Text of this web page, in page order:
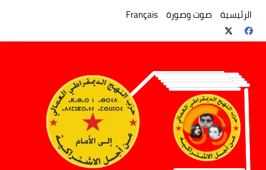
المحتوى
الرئيسية صوت وصورة Français